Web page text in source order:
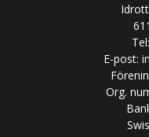
E-post:
Org.